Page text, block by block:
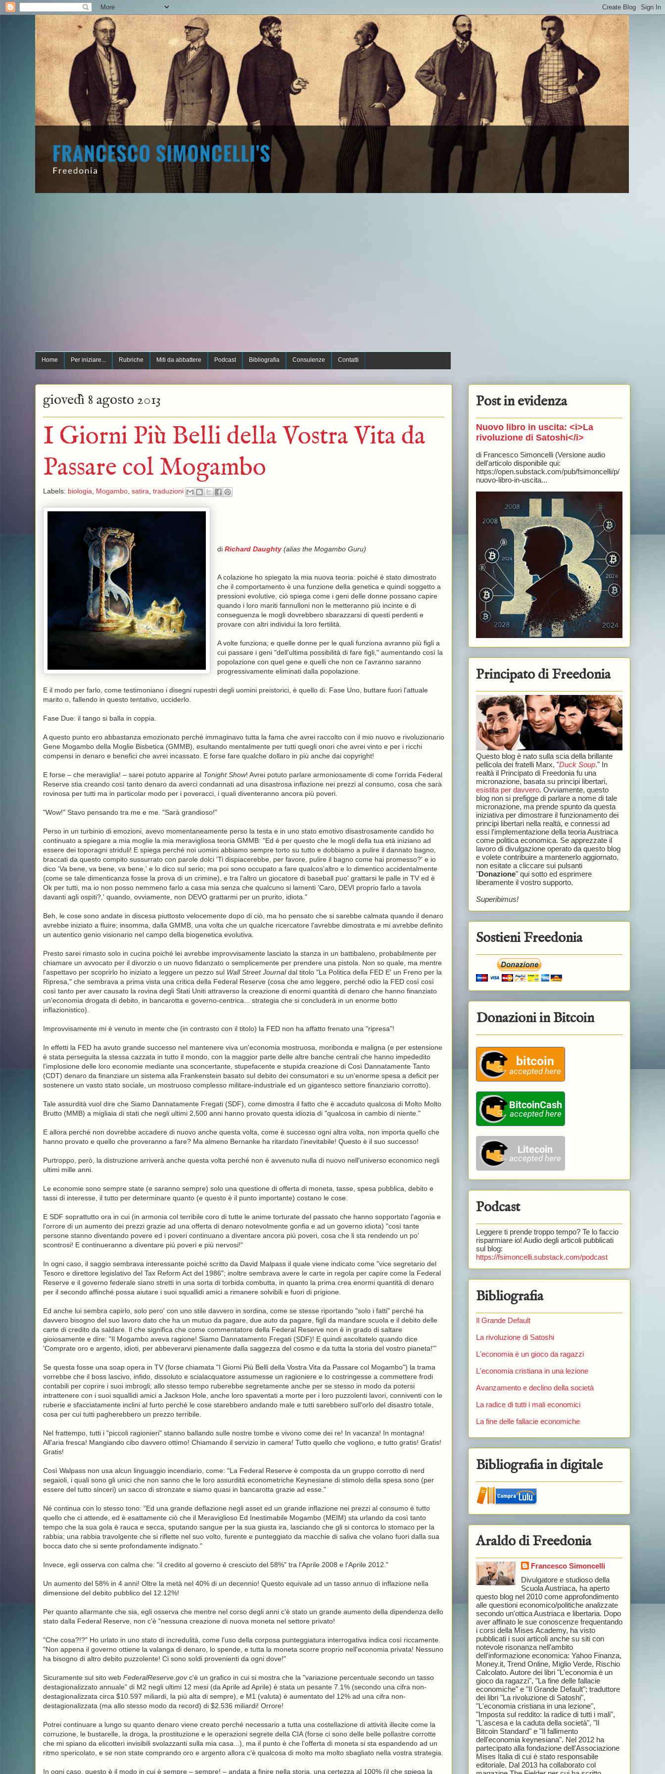
Home Per iniziare... Rubriche Miti da abbattere Podcast Bibliografia Consulenze Contatti
giovedì 8 agosto 2013
I Giorni Più Belli della Vostra Vita da
Passare col Mogambo
Labels: biologia, Mogambo, satira, traduzioni
di Richard Daughty (alias the Mogambo Guru)
A colazione ho spiegato la mia nuova teoria: poiché è stato dimostrato
che il comportamento è una funzione della genetica e quindi soggetto a
pressioni evolutive, ciò spiega come i geni delle donne possano capire
quando i loro mariti fannulloni non le metteranno più incinte e di
conseguenza le mogli dovrebbero sbarazzarsi di questi perdenti e
provare con altri individui la loro fertilità.
A volte funziona; e quelle donne per le quali funziona avranno più figli a
cui passare i geni "dell'ultima possibilità di fare figli," aumentando così la
popolazione con quel gene e quelli che non ce l'avranno saranno
progressivamente eliminati dalla popolazione.
E il modo per farlo, come testimoniano i disegni rupestri degli uomini preistorici, è quello di: Fase Uno, buttare fuori l'attuale
marito o, fallendo in questo tentativo, ucciderlo.
Fase Due: il tango si balla in coppia.
A questo punto ero abbastanza emozionato perché immaginavo tutta la fama che avrei raccolto con il mio nuovo e rivoluzionario
Gene Mogambo della Moglie Bisbetica (GMMB), esultando mentalmente per tutti quegli onori che avrei vinto e per i ricchi
compensi in denaro e benefici che avrei incassato. E forse fare qualche dollaro in più anche dai copyright!
E forse – che meraviglia! – sarei potuto apparire al Tonight Show! Avrei potuto parlare armoniosamente di come l'orrida Federal
Reserve stia creando così tanto denaro da averci condannati ad una disastrosa inflazione nei prezzi al consumo, cosa che sarà
rovinosa per tutti ma in particolar modo per i poveracci, i quali diventeranno ancora più poveri.
"Wow!" Stavo pensando tra me e me. "Sarà grandioso!"
Perso in un turbinio di emozioni, avevo momentaneamente perso la testa e in uno stato emotivo disastrosamente candido ho
continuato a spiegare a mia moglie la mia meravigliosa teoria GMMB: "Ed è per questo che le mogli della tua età iniziano ad
essere dei toporagni striduli! E spiega perché noi uomini abbiamo sempre torto su tutto e dobbiamo a pulire il dannato bagno,
braccati da questo compito sussurrato con parole dolci 'Ti dispiacerebbe, per favore, pulire il bagno come hai promesso?' e io
dico 'Va bene, va bene, va bene,' e lo dico sul serio; ma poi sono occupato a fare qualcos'altro e lo dimentico accidentalmente
(come se tale dimenticanza fosse la prova di un crimine), e tra l'altro un giocatore di baseball puo' grattarsi le palle in TV ed è
Ok per tutti, ma io non posso nemmeno farlo a casa mia senza che qualcuno si lamenti 'Caro, DEVI proprio farlo a tavola
davanti agli ospiti?,' quando, ovviamente, non DEVO grattarmi per un prurito, idiota."
Beh, le cose sono andate in discesa piuttosto velocemente dopo di ciò, ma ho pensato che si sarebbe calmata quando il denaro
avrebbe iniziato a fluire; insomma, dalla GMMB, una volta che un qualche ricercatore l'avrebbe dimostrata e mi avrebbe definito
un autentico genio visionario nel campo della biogenetica evolutiva.
Presto sarei rimasto solo in cucina poiché lei avrebbe improvvisamente lasciato la stanza in un battibaleno, probabilmente per
chiamare un avvocato per il divorzio o un nuovo fidanzato o semplicemente per prendere una pistola. Non so quale, ma mentre
l'aspettavo per scoprirlo ho iniziato a leggere un pezzo sul Wall Street Journaldal titolo "La Politica della FED E' un Freno per la
Ripresa," che sembrava a prima vista una critica della Federal Reserve (cosa che amo leggere, perché odio la FED così così
così tanto per aver causato la rovina degli Stati Uniti attraverso la creazione di enormi quantità di denaro che hanno finanziato
un'economia drogata di debito, in bancarotta e governo-centrica... strategia che si concluderà in un enorme botto
inflazionistico).
Improvvisamente mi è venuto in mente che (in contrasto con il titolo) la FED non ha affatto frenato una "ripresa"!
In effetti la FED ha avuto grande successo nel mantenere viva un'economia mostruosa, moribonda e maligna (e per estensione
è stata perseguita la stessa cazzata in tutto il mondo, con la maggior parte delle altre banche centrali che hanno impededito
l'implosione delle loro economie mediante una sconcertante, stupefacente e stupida creazione di Così Dannatamente Tanto
(CDT) denaro da finanziare un sistema alla Frankenstein basato sul debito dei consumatori e su un'enorme spesa a deficit per
sostenere un vasto stato sociale, un mostruoso complesso militare-industriale ed un gigantesco settore finanziario corrotto).
Tale assurdità vuol dire che Siamo Dannatamente Fregati (SDF), come dimostra il fatto che è accaduto qualcosa di Molto Molto
Brutto (MMB) a migliaia di stati che negli ultimi 2,500 anni hanno provato questa idiozia di "qualcosa in cambio di niente."
E allora perché non dovrebbe accadere di nuovo anche questa volta, come è successo ogni altra volta, non importa quello che
hanno provato e quello che proveranno a fare? Ma almeno Bernanke ha ritardato l'inevitabile! Questo è il suo successo!
Purtroppo, però, la distruzione arriverà anche questa volta perché non è avvenuto nulla di nuovo nell'universo economico negli
ultimi mille anni.
Le economie sono sempre state (e saranno sempre) solo una questione di offerta di moneta, tasse, spesa pubblica, debito e
tassi di interesse, il tutto per determinare quanto (e questo è il punto importante) costano le cose.
E SDF soprattutto ora in cui (in armonia col terribile coro di tutte le anime torturate del passato che hanno sopportato l'agonia e
l'orrore di un aumento dei prezzi grazie ad una offerta di denaro notevolmente gonfia e ad un governo idiota) "così tante
persone stanno diventando povere ed i poveri continuano a diventare ancora più poveri, cosa che li sta rendendo un po'
scontrosi! E continueranno a diventare più poveri e più nervosi!"
In ogni caso, il saggio sembrava interessante poiché scritto da David Malpass il quale viene indicato come "vice segretario del
Tesoro e direttore legislativo del Tax Reform Act del 1986"; inoltre sembrava avere le carte in regola per capire come la Federal
Reserve e il governo federale siano stretti in una sorta di torbida combutta, in quanto la prima crea enormi quantità di denaro
per il secondo affinché possa aiutare i suoi squallidi amici a rimanere solvibili e fuori di prigione.
Ed anche lui sembra capirlo, solo pero' con uno stile davvero in sordina, come se stesse riportando "solo i fatti" perché ha
davvero bisogno del suo lavoro dato che ha un mutuo da pagare, due auto da pagare, figli da mandare scuola e il debito delle
carte di credito da saldare. Il che significa che come commentatore della Federal Reserve non è in grado di saltare
gioiosamente e dire: "Il Mogambo aveva ragione! Siamo Dannatamento Fregati (SDF)! E quindi ascoltatelo quando dice
'Comprate oro e argento, idioti, per abbeverarvi pienamente dalla saggezza del cosmo e da tutta la storia del vostro pianeta!'"
Se questa fosse una soap opera in TV (forse chiamata "I Giorni Più Belli della Vostra Vita da Passare col Mogambo") la trama
vorrebbe che il boss lascivo, infido, dissoluto e scialacquatore assumesse un ragioniere e lo costringesse a commettere frodi
contabili per coprire i suoi imbrogli; allo stesso tempo ruberebbe segretamente anche per se stesso in modo da potersi
intrattenere con i suoi squallidi amici a Jackson Hole, anche loro spaventati a morte per i loro puzzolenti lavori, conniventi con le
ruberie e sfacciatamente inclini al furto perché le cose starebbero andando male e tutti sarebbero sull'orlo del disastro totale,
cosa per cui tutti pagherebbero un prezzo terribile.
Nel frattempo, tutti i "piccoli ragionieri" stanno ballando sulle nostre tombe e vivono come dei re! In vacanza! In montagna!
All'aria fresca! Mangiando cibo davvero ottimo! Chiamando il servizio in camera! Tutto quello che vogliono, e tutto gratis! Gratis!
Gratis!
Così Walpass non usa alcun linguaggio incendiario, come: "La Federal Reserve è composta da un gruppo corrotto di nerd
segaioli, i quali sono gli unici che non sanno che le loro assurdità econometriche Keynesiane di stimolo della spesa sono (per
essere del tutto sinceri) un sacco di stronzate e siamo quasi in bancarotta grazie ad esse."
Né continua con lo stesso tono: "Ed una grande deflazione negli asset ed un grande inflazione nei prezzi al consumo è tutto
quello che ci attende, ed è esattamente ciò che il Meraviglioso Ed Inestimabile Mogambo (MEIM) sta urlando da così tanto
tempo che la sua gola è rauca e secca, sputando sangue per la sua giusta ira, lasciando che gli si contorca lo stomaco per la
rabbia; una rabbia travolgente che si riflette nel suo volto, furente e punteggiato da macchie di saliva che volano fuori dalla sua
bocca dato che si sente profondamente indignato."
Invece, egli osserva con calma che: "il credito al governo è cresciuto del 58%" tra l'Aprile 2008 e l'Aprile 2012."
Un aumento del 58% in 4 anni! Oltre la metà nel 40% di un decennio! Questo equivale ad un tasso annuo di inflazione nella
dimensione del debito pubblico del 12.12%!
Per quanto allarmante che sia, egli osserva che mentre nel corso degli anni c'è stato un grande aumento della dipendenza dello
stato dalla Federal Reserve, non c'è "nessuna creazione di nuova moneta nel settore privato!
"Che cosa?!?" Ho urlato in uno stato di incredulità, come l'uso della corposa punteggiatura interrogativa indica così riccamente.
"Non appena il governo ottiene la valanga di denaro, lo spende, e tutta la moneta scorre proprio nell'economia privata! Nessuno
ha bisogno di altro debito puzzolente! Ci sono soldi provenienti da ogni dove!"
Sicuramente sul sito web FederalReserve.govc'è un grafico in cui si mostra che la "variazione percentuale secondo un tasso
destagionalizzato annuale" di M2 negli ultimi 12 mesi (da Aprile ad Aprile) è stata un pesante 7.1% (secondo una cifra non-
destagionalizzata circa $10.597 miliardi, la più alta di sempre), e M1 (valuta) è aumentato del 12% ad una cifra non-
destagionalizzata (ma allo stesso modo da record) di $2.536 miliardi! Orrore!
Potrei continuare a lungo su quanto denaro viene creato perché necessario a tutta una costellazione di attività illecite come la
corruzione, le bustarelle, la droga, la prostituzione e le operazioni segrete della CIA (forse ci sono delle belle pollastre corrotte
che mi spiano da elicotteri invisibili svolazzanti sulla mia casa...), ma il punto è che l'offerta di moneta si sta espandendo ad un
ritmo spericolato, e se non state comprando oro e argento allora c'è qualcosa di molto ma molto sbagliato nella vostra strategia.
In ogni caso, questo è il modo in cui è sempre – sempre! – andata a finire nella storia, una certezza al 100% (il che spiega la
Post in evidenza
Nuovo libro in uscita: <i>La
rivoluzione di Satoshi</i>
di Francesco Simoncelli (Versione audio
dell'articolo disponibile qui:
https://open.substack.com/pub/fsimoncelli/p/
nuovo-libro-in-uscita...
Principato di Freedonia
Questo blog è nato sulla scia della brillante
pellicola dei fratelli Marx, "Duck Soup." In
realtà il Principato di Freedonia fu una
micronazione, basata su principi libertari,
esistita per davvero. Ovviamente, questo
blog non si prefigge di parlare a nome di tale
micronazione, ma prende spunto da questa
iniziativa per dimostrare il funzionamento dei
principi libertari nella realtà, e connessi ad
essi l'implementazione della teoria Austriaca
come politica economica. Se apprezzate il
lavoro di divulgazione operato da questo blog
e volete contribuire a mantenerlo aggiornato,
non esitate a cliccare sui pulsanti
"Donazione" qui sotto ed esprimere
liberamente il vostro supporto.
Superibimus!
Sostieni Freedonia
Donazioni in Bitcoin
Podcast
Leggere ti prende troppo tempo? Te lo faccio
risparmiare io! Audio degli articoli pubblicati
sul blog:
https://fsimoncelli.substack.com/podcast
Bibliografia
Il Grande Default
La rivoluzione di Satoshi
L'economia è un gioco da ragazzi
L'economia cristiana in una lezione
Avanzamento e declino della società
La radice di tutti i mali economici
La fine delle fallacie economiche
Bibliografia in digitale
Araldo di Freedonia
Francesco Simoncelli
Divulgatore e studioso della
Scuola Austriaca, ha aperto
questo blog nel 2010 come approfondimento
alle questioni economico/politiche analizzate
secondo un'ottica Austriaca e libertaria. Dopo
aver affinato le sue conoscenze frequentando
i corsi della Mises Academy, ha visto
pubblicati i suoi articoli anche su siti con
notevole risonanza nell'ambito
dell'informazione economica: Yahoo Finanza,
Money.it, Trend Online, Miglio Verde, Rischio
Calcolato. Autore dei libri "L'economia è un
gioco da ragazzi", "La fine delle fallacie
economiche" e "Il Grande Default"; traduttore
dei libri "La rivoluzione di Satoshi",
"L'economia cristiana in una lezione",
"Imposta sul reddito: la radice di tutti i mali",
"L'ascesa e la caduta della società", "Il
Bitcoin Standard" e "Il fallimento
dell'economia keynesiana". Nel 2012 ha
partecipato alla fondazione dell'Associazione
Mises Italia di cui è stato responsabile
editoriale. Dal 2013 ha collaborato col